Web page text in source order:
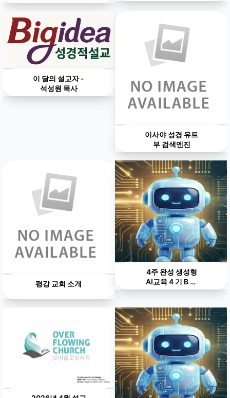
이 달의 설교자 -
석성원 목사
이사야 성경 유트
부 검색엔진
평강 교회 소개
4주 완성 생성형
AI교육 4 기 B 그
룹